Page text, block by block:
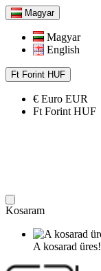
Magyar
Magyar
English
Ft Forint HUF
€ Euro EUR
Ft Forint HUF
Kosaram
A kosarad üres!